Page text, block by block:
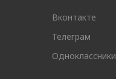
Вконтакте
Телеграм
Одноклассники